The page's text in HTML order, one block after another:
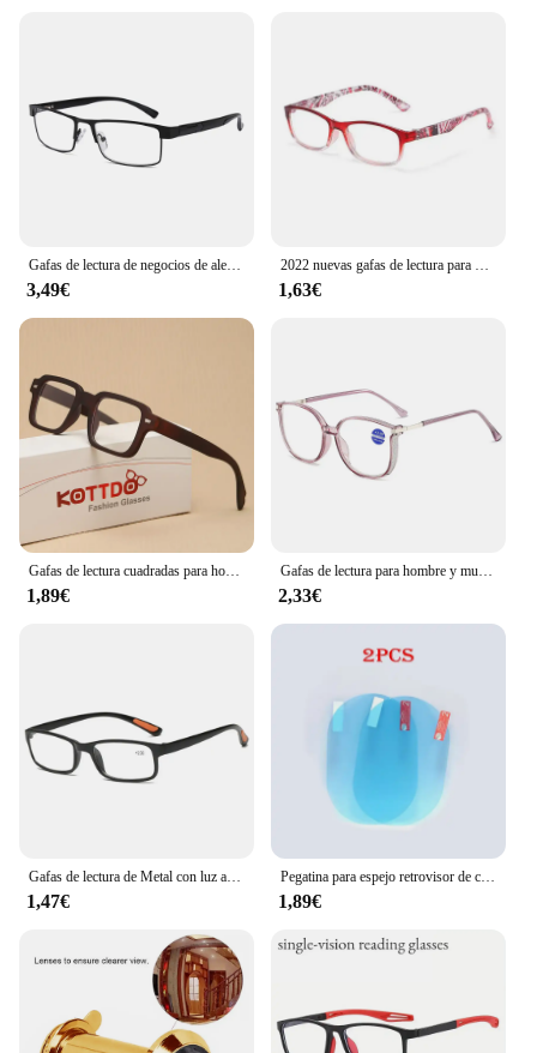
Gafas de lectura de negocios de aleación de titanio para hombres, lentes recubiertas de 12 capas, no esféricas, gafas graduadas Retro Para hipermetropía
3,49€
2022 nuevas gafas de lectura para mujer, gafas con estampado Vintage, montura óptica para ordenador, gafas para presbicia + 1,0 + 1,5 + 2,0 + 2,5
1,63€
Gafas de lectura cuadradas para hombre y mujer, lentes de plástico a la moda, antiluz azul, para presbicia e hipermetropía + 1,0 + 1,5 + 2,0
1,89€
Gafas de lectura para hombre y mujer, lentes de presbicia con marco grande, antiluz azul, informales, a la moda, nuevas
2,33€
Gafas de lectura de Metal con luz azul para hombre, lentes de negocios con dioptrías de 0 + 1,0 + 1,5 + 2,0 + 2,5 + 3,0 + 3,5 + 4,0 +
1,47€
Pegatina para espejo retrovisor de coche, película a prueba de lluvia, visión clara en días lluviosos, 2 piezas
1,89€